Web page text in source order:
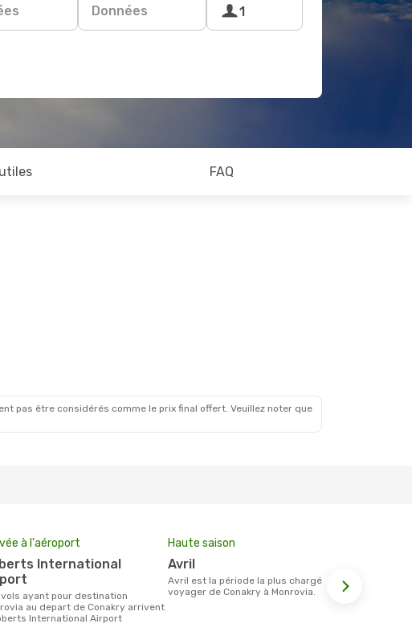
Données 1
FAQ
pas être considérés comme le prix final offert. Veuillez noter que
à l'aéroport
au depart de Conakry arrivent
International Airport
Haute saison
avril
avril est la période la plus chargée pour
voyager de Conakry à Monrovia.